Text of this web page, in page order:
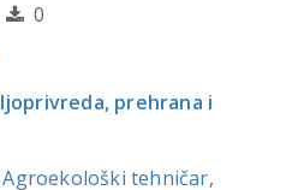
0
prehrana i
Agroekološki tehničar,